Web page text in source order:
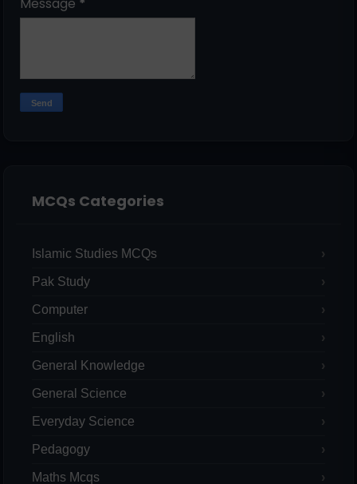
Message *
MCQs Categories
Islamic Studies MCQs
Pak Study
Computer
English
General Knowledge
General Science
Everyday Science
Pedagogy
Maths Mcqs